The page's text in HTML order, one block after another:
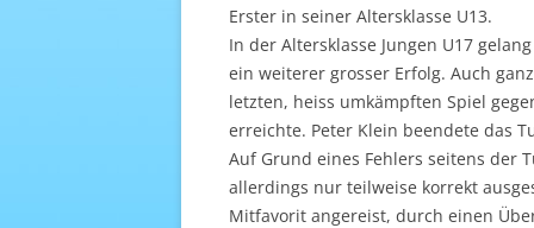
Erster in seiner Altersklasse U13.
In der Altersklasse Jungen U17
ein weiterer grosser Erfolg. Auch
letzten, heiss umkämpften Spiel
erreichte. Peter Klein beendete das
Auf Grund eines Fehlers seitens der
allerdings nur teilweise korrekt
Mitfavorit angereist, durch einen